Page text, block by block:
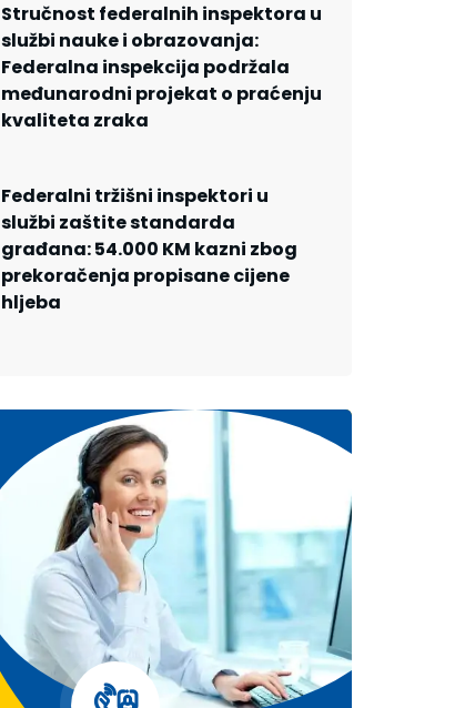
Stručnost federalnih inspektora u
službi nauke i obrazovanja:
Federalna inspekcija podržala
međunarodni projekat o praćenju
kvaliteta zraka
Federalni tržišni inspektori u
službi zaštite standarda
građana: 54.000 KM kazni zbog
prekoračenja propisane cijene
hljeba